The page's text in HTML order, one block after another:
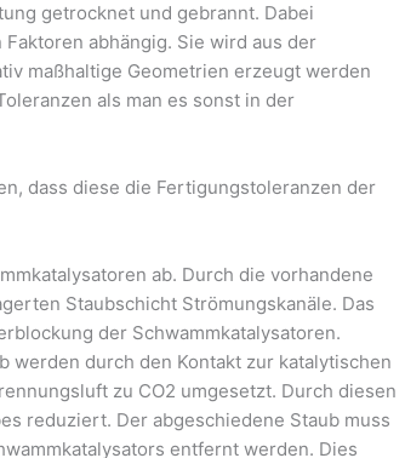
getrocknet und gebrannt. Dabei
abhängig. Sie wird aus der
maßhaltige Geometrien erzeugt werden
als man es sonst in der
dass diese die Fertigungstoleranzen der
ab. Durch die vorhandene
Staubschicht Strömungskanäle. Das
der Schwammkatalysatoren.
werden durch den Kontakt zur katalytischen
zu CO2 umgesetzt. Durch diesen
reduziert. Der abgeschiedene Staub muss
entfernt werden. Dies